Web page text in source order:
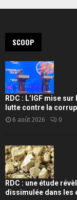
SCOOP
RDC : L’IGF mise
lutte contre la
6 août 2026 0
RDC : une étude
dissimulée dans les